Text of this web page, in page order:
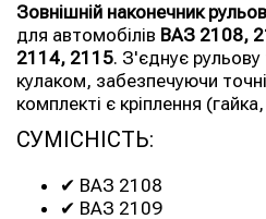
Зовнішній наконечник
для автомобілів ВАЗ 2108,
2114, 2115. З'єднує
кулаком, забезпечуючи
комплекті є кріплення
СУМІСНІСТЬ:
✔ ВАЗ 2108
✔ ВАЗ 2109